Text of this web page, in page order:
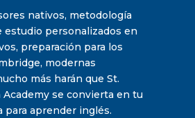
nativos, metodología
estudio personalizados en
preparación para los
modernas
más harán que St.
Academy se convierta en tu
para aprender inglés.